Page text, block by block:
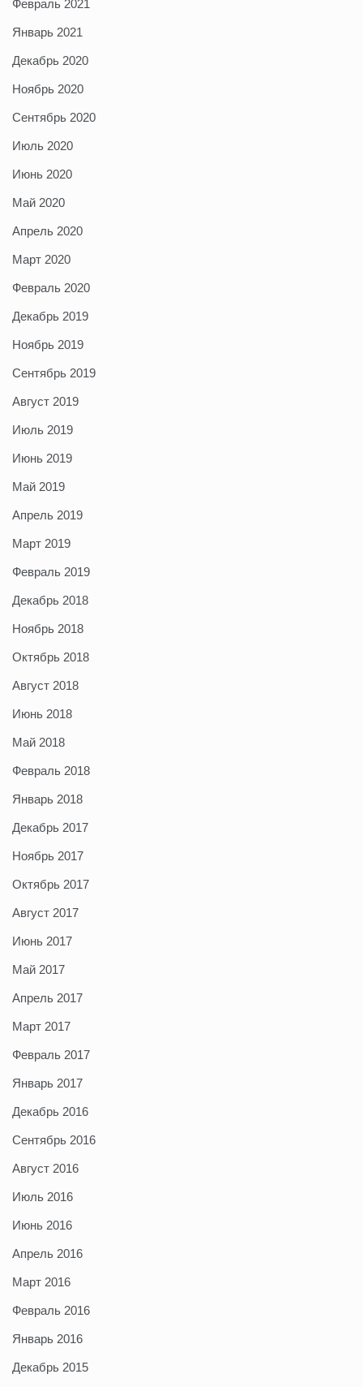
Февраль 2021
Январь 2021
Декабрь 2020
Ноябрь 2020
Сентябрь 2020
Июль 2020
Июнь 2020
Май 2020
Апрель 2020
Март 2020
Февраль 2020
Декабрь 2019
Ноябрь 2019
Сентябрь 2019
Август 2019
Июль 2019
Июнь 2019
Май 2019
Апрель 2019
Март 2019
Февраль 2019
Декабрь 2018
Ноябрь 2018
Октябрь 2018
Август 2018
Июнь 2018
Май 2018
Февраль 2018
Январь 2018
Декабрь 2017
Ноябрь 2017
Октябрь 2017
Август 2017
Июнь 2017
Май 2017
Апрель 2017
Март 2017
Февраль 2017
Январь 2017
Декабрь 2016
Сентябрь 2016
Август 2016
Июль 2016
Июнь 2016
Апрель 2016
Март 2016
Февраль 2016
Январь 2016
Декабрь 2015